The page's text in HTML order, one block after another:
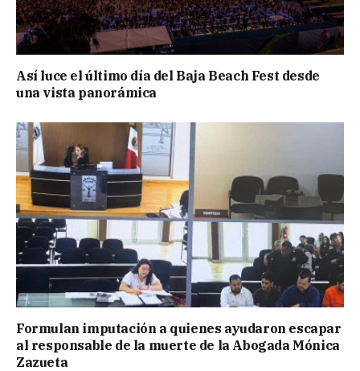
Así luce el último día del Baja Beach Fest desde
una vista panorámica
Formulan imputación a quienes ayudaron escapar
al responsable de la muerte de la Abogada Mónica
Zazueta